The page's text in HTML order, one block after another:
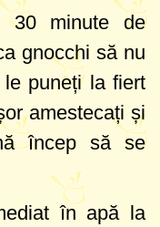
30 minute de
gnocchi să nu
puneți la fiert
amestecați și
încep să se
în apă la